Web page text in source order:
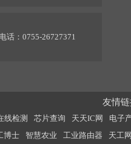
话：0755-26727371
友情
线检测 芯片查询 天天IC网
电子
博士 智慧农业 工业路由器
天工